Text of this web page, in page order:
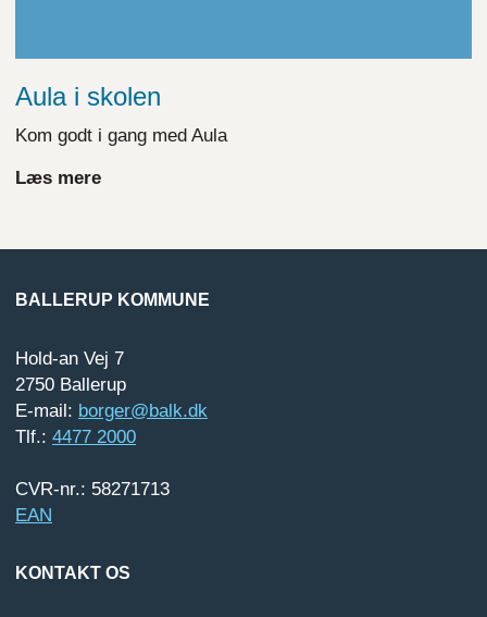
Aula i skolen
Kom godt i gang med Aula
Læs mere
BALLERUP KOMMUNE
Hold-an Vej 7
2750 Ballerup
E-mail: borger@balk.dk
Tlf.: 4477 2000
CVR-nr.: 58271713
EAN
KONTAKT OS